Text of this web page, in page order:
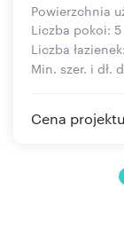
Powierzchnia
Liczba pokoi: 5
Liczba
Min. szer. i dł.
Cena